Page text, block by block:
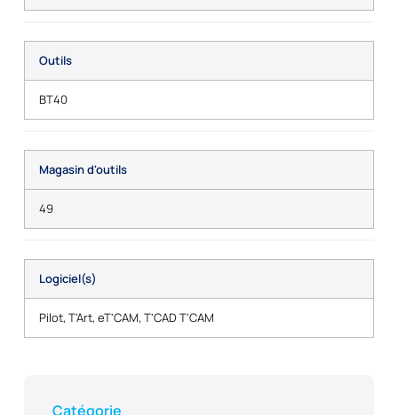
Outils
BT40
Magasin d'outils
49
Logiciel(s)
Pilot, T'Art, eT'CAM, T'CAD T'CAM
Catégorie